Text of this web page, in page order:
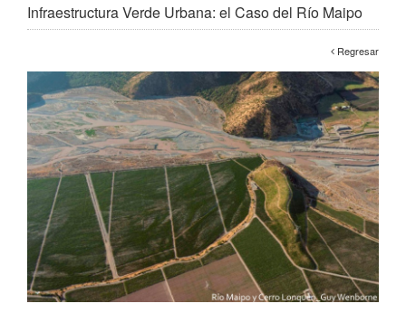
Infraestructura Verde Urbana: el Caso del Río Maipo
Regresar